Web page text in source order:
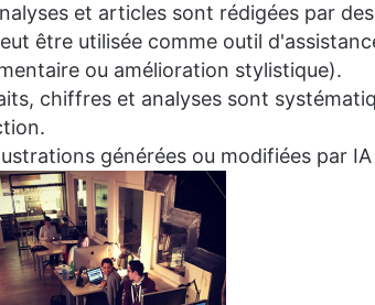
et articles sont rédigées par
être utilisée comme outil
ou amélioration stylistique).
chiffres et analyses sont
générées ou modifiées par